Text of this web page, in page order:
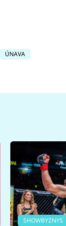
ÚNAVA
SHOWBYZNYS